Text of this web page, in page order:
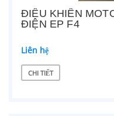
ĐIỀU KHIỂN
ĐIỆN EP F4
Liên hệ
CHI TIẾT